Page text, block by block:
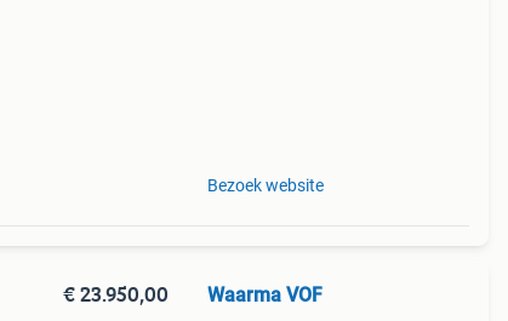
Bezoek website
€ 23.950,00 Waarma VOF